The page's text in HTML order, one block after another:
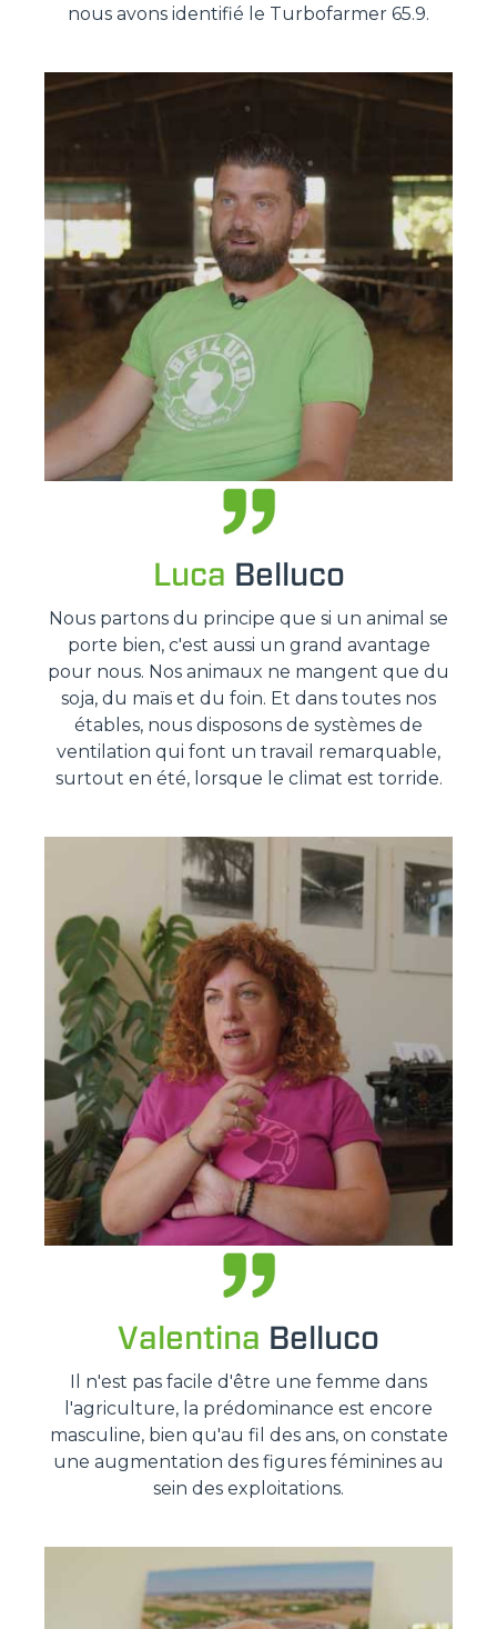
nous avons identifié le Turbofarmer 65.9.
Luca Belluco
Nous partons du principe que si un animal se
porte bien, c'est aussi un grand avantage
pour nous. Nos animaux ne mangent que du
soja, du maïs et du foin. Et dans toutes nos
étables, nous disposons de systèmes de
ventilation qui font un travail remarquable,
surtout en été, lorsque le climat est torride.
Valentina Belluco
Il n'est pas facile d'être une femme dans
l'agriculture, la prédominance est encore
masculine, bien qu'au fil des ans, on constate
une augmentation des figures féminines au
sein des exploitations.